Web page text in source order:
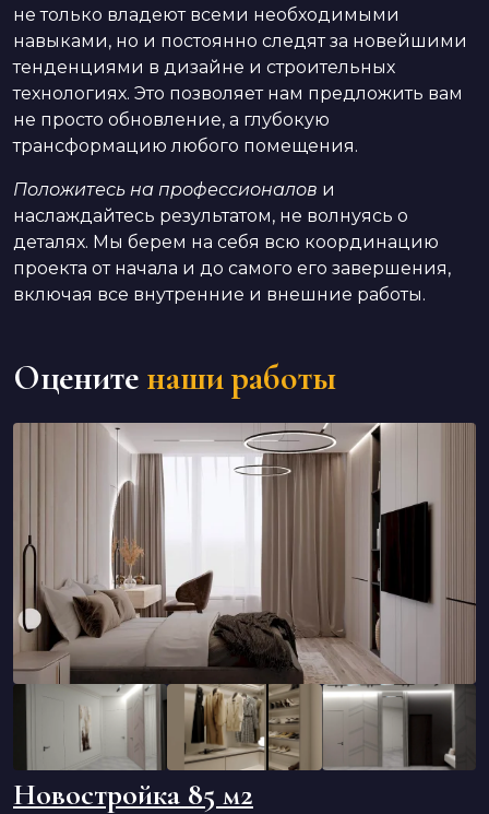
не только владеют всеми необходимыми
навыками, но и постоянно следят за новейшими
тенденциями в дизайне и строительных
технологиях. Это позволяет нам предложить вам
не просто обновление, а глубокую
трансформацию любого помещения.
Положитесь на профессионалов и
наслаждайтесь результатом, не волнуясь о
деталях. Мы берем на себя всю координацию
проекта от начала и до самого его завершения,
включая все внутренние и внешние работы.
Оцените наши работы
Новостройка 85 м2